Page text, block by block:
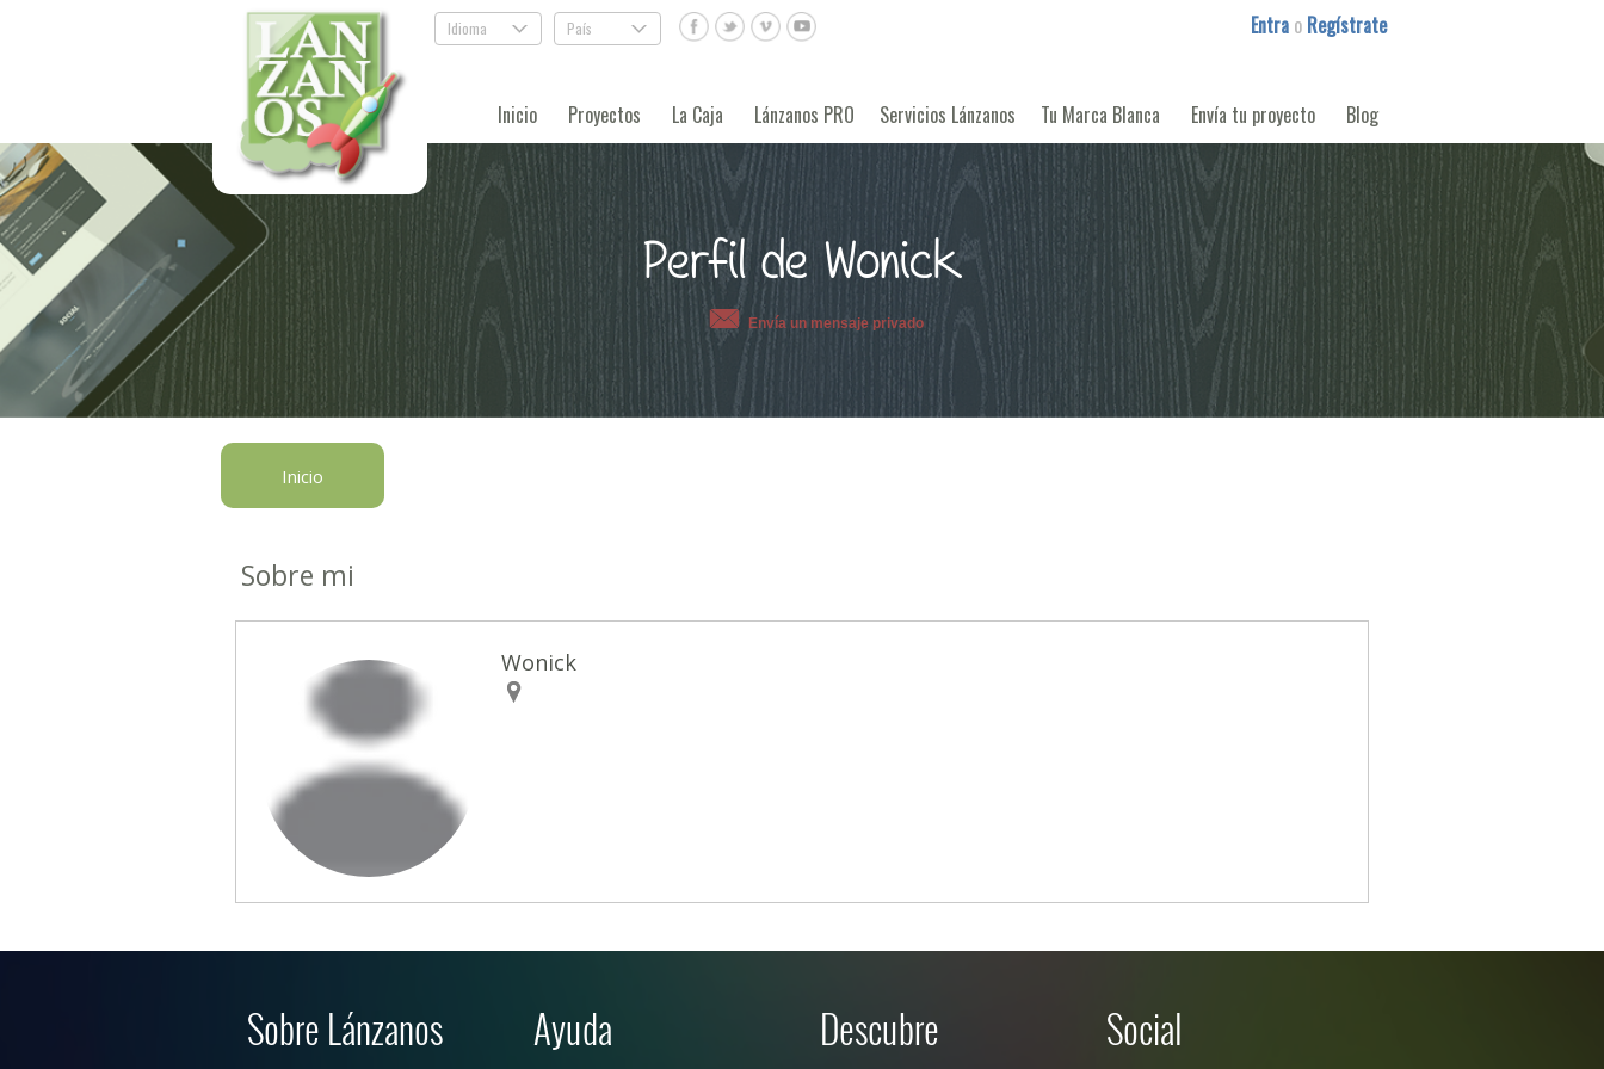
Idioma . País . Entra o Regístrate
Inicio Proyectos La Caja Lánzanos PRO Servicios Lánzanos Tu Marca Blanca Envía tu proyecto Blog
Perfil de Wonick
Envía un mensaje privado
Inicio
Sobre mi
Wonick
Sobre Lánzanos Ayuda Descubre Social